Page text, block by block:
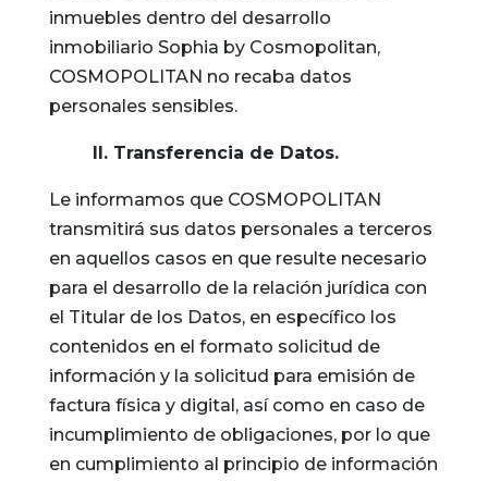
inmuebles dentro del desarrollo
inmobiliario Sophia by Cosmopolitan,
COSMOPOLITAN no recaba datos
personales sensibles.
II. Transferencia de Datos.
Le informamos que COSMOPOLITAN
transmitirá sus datos personales a terceros
en aquellos casos en que resulte necesario
para el desarrollo de la relación jurídica con
el Titular de los Datos, en específico los
contenidos en el formato solicitud de
información y la solicitud para emisión de
factura física y digital, así como en caso de
incumplimiento de obligaciones, por lo que
en cumplimiento al principio de información